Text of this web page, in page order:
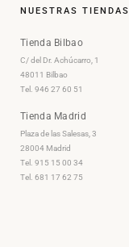
NUESTRAS TIENDAS
Tienda Bilbao
C/ del Dr. Achúcarro, 1
48011 Bilbao
Tel. 946 27 60 51
Tienda Madrid
Plaza de las Salesas, 3
28004 Madrid
Tel. 915 15 00 34
Tel. 681 17 62 75